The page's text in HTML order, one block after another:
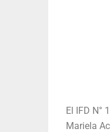
El IFD N°
Mariela